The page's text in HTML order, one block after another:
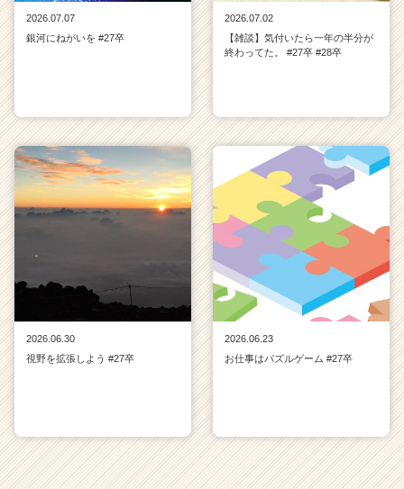
2026.07.07
銀河にねがいを #27卒
2026.07.02
【雑談】気付いたら一年の半分が
終わってた。 #27卒 #28卒
2026.06.30
視野を拡張しよう #27卒
2026.06.23
お仕事はパズルゲーム #27卒